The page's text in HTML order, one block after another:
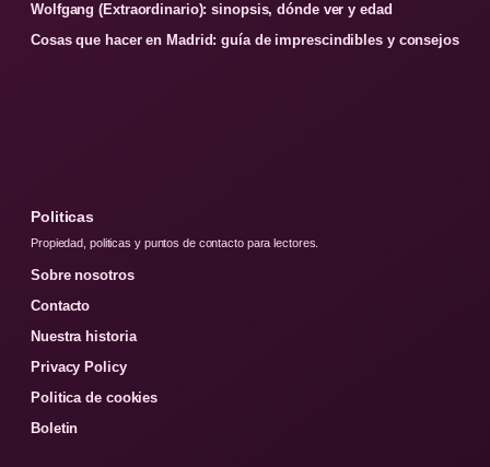
Wolfgang (Extraordinario): sinopsis, dónde ver y edad
Cosas que hacer en Madrid: guía de imprescindibles y consejos
Politicas
Propiedad, politicas y puntos de contacto para lectores.
Sobre nosotros
Contacto
Nuestra historia
Privacy Policy
Politica de cookies
Boletin